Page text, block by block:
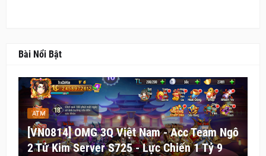
Bài Nổi Bật
ATM
[VN0814] OMG 3Q Việt Nam - Acc Team Ngô
2 Tử Kim Server S725 - Lực Chiến 1 Tỷ 9